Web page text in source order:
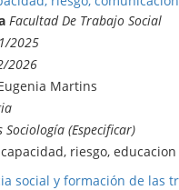
Facultad De Trabajo Social
2025
2026
Martins
Sociología (Especificar)
riesgo, educacion
social y formación de las